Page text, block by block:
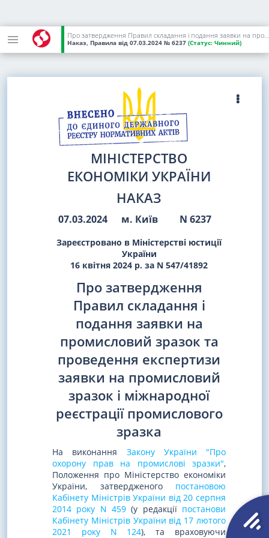
Про затвердження Правил складання і подання заявки на промисловий зразок та проведення експертизи заявки на промисловий зразок і міжнародної реєстрації промислового зразка
Наказ, Правила від 07.03.2024 № 6237 (Статус: Чинний)
МІНІСТЕРСТВО
ЕКОНОМІКИ УКРАЇНИ
НАКАЗ
07.03.2024 м. Київ N 6237
Зареєстровано в Міністерстві юстиції
України
16 квітня 2024 р. за N 547/41892
Про затвердження
Правил складання і
подання заявки на
промисловий зразок та
проведення експертизи
заявки на промисловий
зразок і міжнародної
реєстрації промислового
зразка
На виконання Закону України "Про
охорону прав на промислові зразки",
Положення про Міністерство економіки
України, затвердженого постановою
Кабінету Міністрів України від 20 серпня
2014 року N 459 (у редакції постанови
Кабінету Міністрів України від 17 лютого
2021 року N 124), та враховуючи